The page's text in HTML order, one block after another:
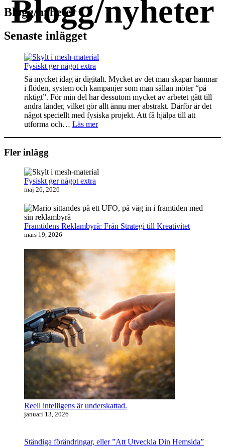
Blogg/nyheter
Senaste inlägget
Fysiskt ger något extra
Så mycket idag är digitalt. Mycket av det man skapar hamnar
i flöden, system och kampanjer som man sällan möter “på
riktigt”. För min del har dessutom mycket av arbetet gått till
andra länder, vilket gör allt ännu mer abstrakt. Därför är det
något speciellt med fysiska projekt. Att få hjälpa till att
utforma och… Läs mer:
Fler inlägg
Fysiskt ger något extra
maj 26, 2026
Framtidens Reklambyrå: Från Strategi till Kreativitet
mars 19, 2026
Reell intelligens är underskattad.
januari 13, 2026
Ständiga förändringar, eller ”Att Utveckla Din Hemsida”